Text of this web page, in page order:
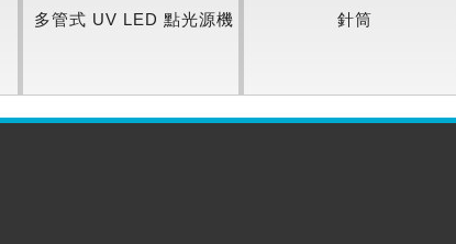
多管式 UV LED 點光源機 針筒